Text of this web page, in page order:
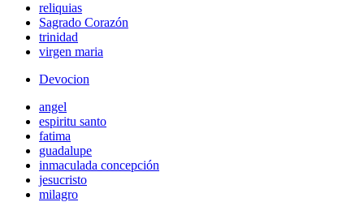
reliquias
Sagrado Corazón
trinidad
virgen maria
Devocion
angel
espiritu santo
fatima
guadalupe
inmaculada concepción
jesucristo
milagro